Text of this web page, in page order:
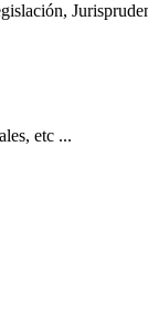
etc ...